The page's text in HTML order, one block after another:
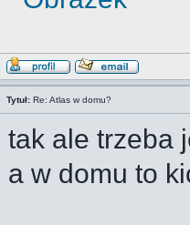
Tytuł: Re: Atlas w domu?
tak ale trzeba
a w domu to